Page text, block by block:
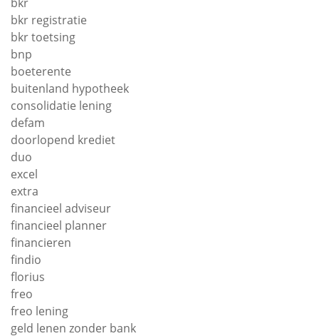
bkr registratie
bkr toetsing
bnp
boeterente
buitenland hypotheek
consolidatie lening
defam
doorlopend krediet
duo
excel
extra
financieel adviseur
financieel planner
financieren
findio
florius
freo
freo lening
geld lenen zonder bank